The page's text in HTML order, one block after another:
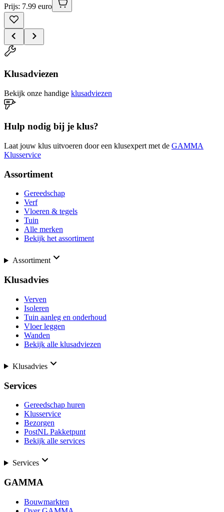
Prijs: 7.99 euro
Klusadviezen
Bekijk onze handige klusadviezen
Hulp nodig bij je klus?
Laat jouw klus uitvoeren door een klusexpert met de GAMMA
Klusservice
Assortiment
Gereedschap
Verf
Vloeren & tegels
Tuin
Alle merken
Bekijk het assortiment
Assortiment
Klusadvies
Verven
Isoleren
Tuin aanleg en onderhoud
Vloer leggen
Wanden
Bekijk alle klusadviezen
Klusadvies
Services
Gereedschap huren
Klusservice
Bezorgen
PostNL Pakketpunt
Bekijk alle services
Services
GAMMA
Bouwmarkten